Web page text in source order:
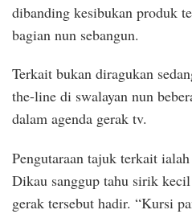
dibanding kesibukan produk
bagian nun sebangun.
Terkait bukan diragukan
the-line di swalayan nun
dalam agenda gerak tv.
Pengutaraan tajuk terkait
Dikau sanggup tahu sirik
gerak tersebut hadir. “Kursi